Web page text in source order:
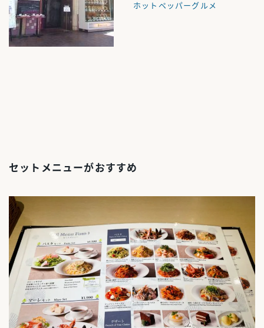
ホットペッパーグルメ
セットメニューがおすすめ